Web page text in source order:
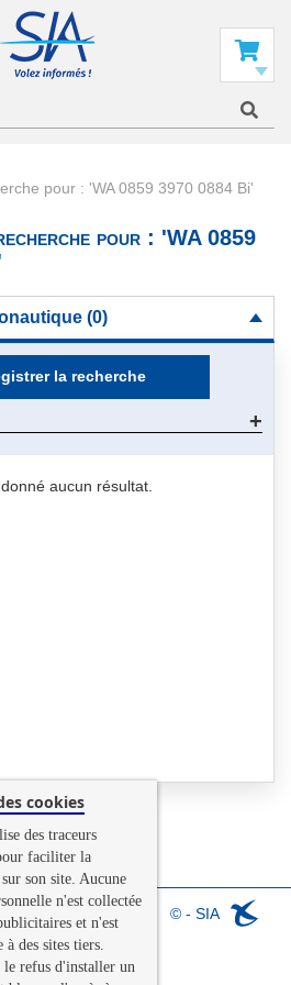
pour : 'WA 0859 3970 0884 Bi'
pour : 'WA 0859
(0)
la recherche
aucun résultat.
© - SIA
cookies
des traceurs
faciliter la
son site. Aucune
n'est collectée
et n'est
à des sites tiers.
refus d'installer un